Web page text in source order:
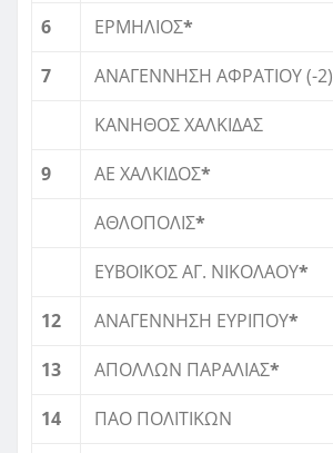
6
ΕΡΜΗΛΙΟΣ*
7
ΑΝΑΓΕΝΝΗΣΗ ΑΦΡΑΤΙΟΥ (-2)
ΚΑΝΗΘΟΣ ΧΑΛΚΙΔΑΣ
9
ΑΕ ΧΑΛΚΙΔΟΣ*
ΑΘΛΟΠΟΛΙΣ*
ΕΥΒΟΪΚΟΣ ΑΓ. ΝΙΚΟΛΑΟΥ*
12
ΑΝΑΓΕΝΝΗΣΗ ΕΥΡΙΠΟΥ*
13
ΑΠΟΛΛΩΝ ΠΑΡΑΛΙΑΣ*
14
ΠΑΟ ΠΟΛΙΤΙΚΩΝ